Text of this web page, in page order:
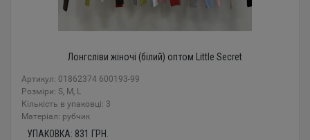
Лонгсліви жіночі (білий) оптом Little Secret
Артикул: 01862374 600193-99
Розміри: S, M, L
Кількість в упаковці: 3
Mатеріал: рубчик
УПАКОВКА: 831 ГРН.